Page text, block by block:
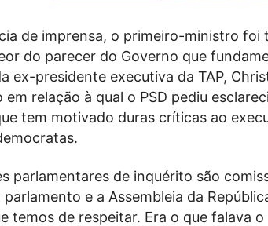
de imprensa, o primeiro-ministro foi
do parecer do Governo que
ex-presidente executiva da TAP,
em relação à qual o PSD pediu
tem motivado duras críticas ao
parlamentares de inquérito são
e a Assembleia da
temos de respeitar. Era o que falava